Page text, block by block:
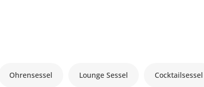
Ohrensessel Lounge Sessel Cocktailsessel